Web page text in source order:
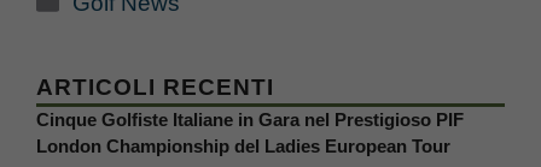
ARTICOLI RECENTI
Cinque Golfiste Italiane in Gara nel Prestigioso PIF
London Championship del Ladies European Tour